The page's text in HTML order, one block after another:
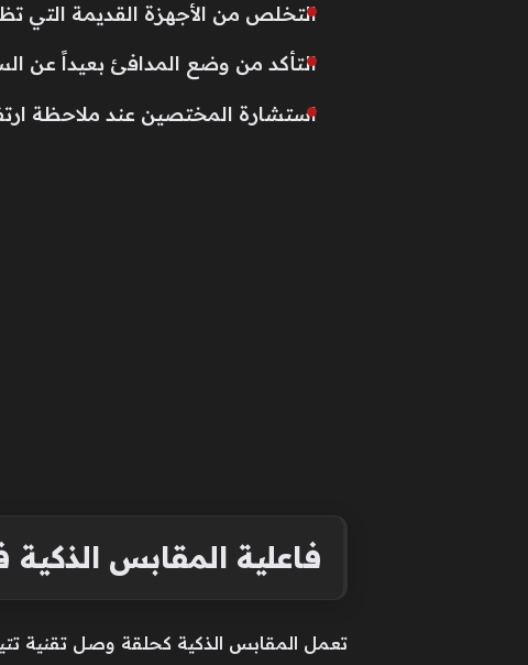
التخلص من الأجهزة القديمة التي
التأكد من وضع المدافئ بعيداً عن
استشارة المختصين عند ملاحظة
فاعلية المقابس الذكية
تعمل المقابس الذكية كحلقة وصل تقنية